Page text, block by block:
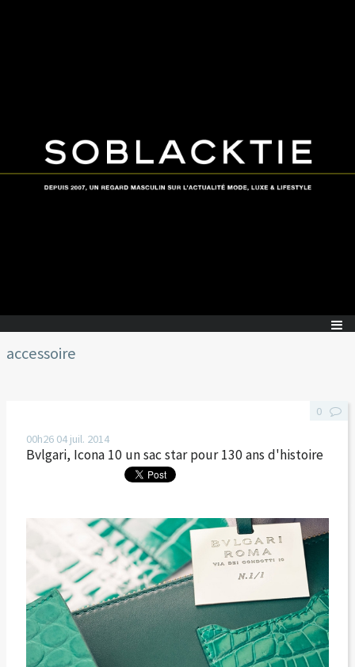
accessoire
00h26 04 juil. 2014
Bvlgari, Icona 10 un sac star pour 130 ans d'histoire
0